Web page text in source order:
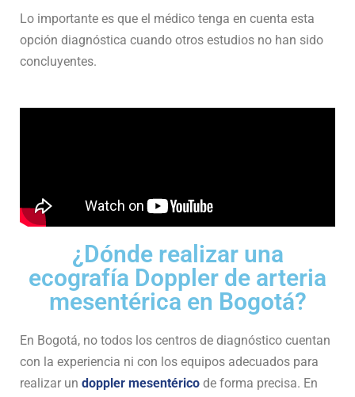
Lo importante es que el médico tenga en cuenta esta
opción diagnóstica cuando otros estudios no han sido
concluyentes.
¿Dónde realizar una
ecografía Doppler de arteria
mesentérica en Bogotá?
En Bogotá, no todos los centros de diagnóstico cuentan
con la experiencia ni con los equipos adecuados para
realizar un doppler mesentérico de forma precisa. En